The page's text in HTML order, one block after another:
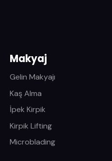
Makyaj
Gelin Makyajı
Kaş Alma
İpek Kirpik
Kirpik Lifting
Microblading